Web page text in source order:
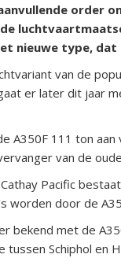
order
nieuwe type,
van de
er later dit jaar
A350F 111 ton
van de
Pacific
worden door de
bekend met de
Schiphol en